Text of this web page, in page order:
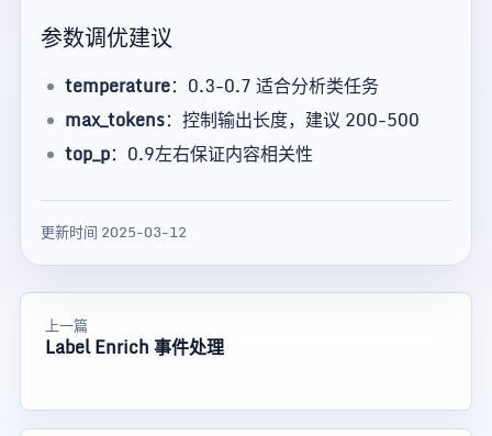
参数调优建议
temperature：0.3-0.7 适合分析类任务
max_tokens：控制输出长度，建议 200-500
top_p：0.9左右保证内容相关性
更新时间 2025-03-12
上一篇
Label Enrich 事件处理